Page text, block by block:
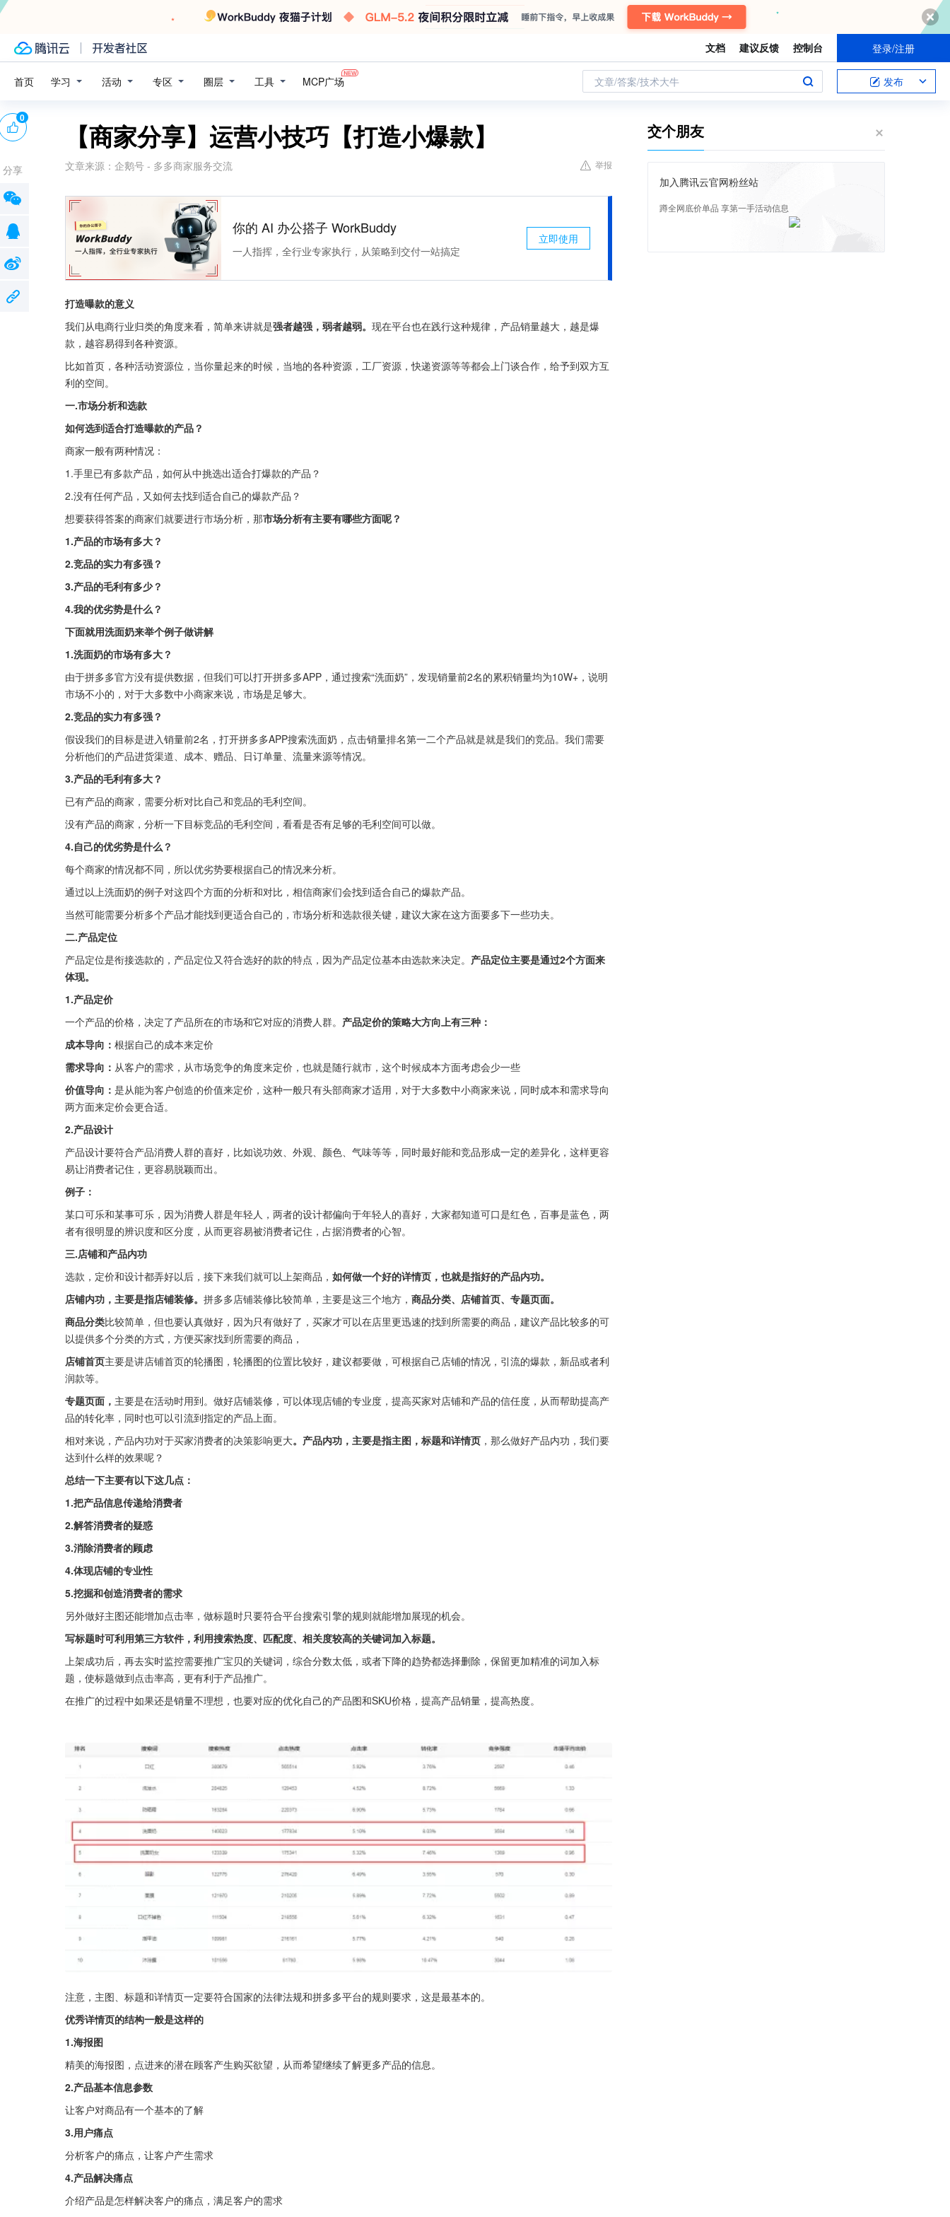
文档 建议反馈 控制台 登录/注册
首页 学习 活动 专区 圈层 工具 MCP广场 文章/答案/技术大牛 发布
【商家分享】运营小技巧【打造小爆款】
文章来源： 企鹅号 - 多多商家服务交流 举报
广告
你的 AI 办公搭子 WorkBuddy
一人指挥，全行业专家执行，从策略到交付一站搞定
立即使用
打造曝款的意义
我们从电商行业归类的角度来看，简单来讲就是强者越强，弱者越弱。 现在平台也在践行这种规律，产品销量越大，越是爆
款，越容易得到各种资源。
比如首页，各种活动资源位，当你量起来的时候，当地的各种资源，工厂资源，快递资源等等都会上门谈合作，给予到双方互
利的空间。
一.市场分析和选款
如何选到适合打造曝款的产品？
商家一般有两种情况：
1.手里已有多款产品，如何从中挑选出适合打爆款的产品？
2.没有任何产品，又如何去找到适合自己的爆款产品？
想要获得答案的商家们就要进行市场分析，那市场分析有主要有哪些方面呢？
1.产品的市场有多大？
2.竞品的实力有多强？
3.产品的毛利有多少？
4.我的优劣势是什么？
下面就用洗面奶来举个例子做讲解
1.洗面奶的市场有多大？
由于拼多多官方没有提供数据，但我们可以打开拼多多APP，通过搜索“洗面奶”，发现销量前2名的累积销量均为10W+，说明
市场不小的，对于大多数中小商家来说，市场是足够大。
2.竞品的实力有多强？
假设我们的目标是进入销量前2名，打开拼多多APP搜索洗面奶，点击销量排名第一二个产品就是就是我们的竞品。我们需要
分析他们的产品进货渠道、成本、赠品、日订单量、流量来源等情况。
3.产品的毛利有多大？
已有产品的商家，需要分析对比自己和竞品的毛利空间。
没有产品的商家，分析一下目标竞品的毛利空间，看看是否有足够的毛利空间可以做。
4.自己的优劣势是什么？
每个商家的情况都不同，所以优劣势要根据自己的情况来分析。
通过以上洗面奶的例子对这四个方面的分析和对比，相信商家们会找到适合自己的爆款产品。
当然可能需要分析多个产品才能找到更适合自己的，市场分析和选款很关键，建议大家在这方面要多下一些功夫。
二.产品定位
产品定位是衔接选款的，产品定位又符合选好的款的特点，因为产品定位基本由选款来决定。 产品定位主要是通过2个方面来
体现。
1.产品定价
一个产品的价格，决定了产品所在的市场和它对应的消费人群。 产品定价的策略大方向上有三种：
成本导向： 根据自己的成本来定价
需求导向： 从客户的需求，从市场竞争的角度来定价，也就是随行就市，这个时候成本方面考虑会少一些
价值导向： 是从能为客户创造的价值来定价，这种一般只有头部商家才适用，对于大多数中小商家来说，同时成本和需求导向
两方面来定价会更合适。
2.产品设计
产品设计要符合产品消费人群的喜好，比如说功效、外观、颜色、气味等等，同时最好能和竞品形成一定的差异化，这样更容
易让消费者记住，更容易脱颖而出。
例子：
某口可乐和某事可乐，因为消费人群是年轻人，两者的设计都偏向于年轻人的喜好，大家都知道可口是红色，百事是蓝色，两
者有很明显的辨识度和区分度，从而更容易被消费者记住，占据消费者的心智。
三.店铺和产品内功
选款，定价和设计都弄好以后，接下来我们就可以上架商品， 如何做一个好的详情页，也就是指好的产品内功。
店铺内功，主要是指店铺装修。 拼多多店铺装修比较简单，主要是这三个地方， 商品分类、店铺首页、专题页面。
商品分类比较简单，但也要认真做好，因为只有做好了，买家才可以在店里更迅速的找到所需要的商品，建议产品比较多的可
以提供多个分类的方式，方便买家找到所需要的商品，
店铺首页主要是讲店铺首页的轮播图，轮播图的位置比较好，建议都要做，可根据自己店铺的情况，引流的爆款，新品或者利
润款等。
专题页面， 主要是在活动时用到。做好店铺装修，可以体现店铺的专业度，提高买家对店铺和产品的信任度，从而帮助提高产
品的转化率，同时也可以引流到指定的产品上面。
相对来说，产品内功对于买家消费者的决策影响更大。产品内功，主要是指主图，标题和详情页 ，那么做好产品内功，我们要
达到什么样的效果呢？
总结一下主要有以下这几点：
1.把产品信息传递给消费者
2.解答消费者的疑惑
3.消除消费者的顾虑
4.体现店铺的专业性
5.挖掘和创造消费者的需求
另外做好主图还能增加点击率，做标题时只要符合平台搜索引擎的规则就能增加展现的机会。
写标题时可利用第三方软件，利用搜索热度、匹配度、相关度较高的关键词加入标题。
上架成功后，再去实时监控需要推广宝贝的关键词，综合分数太低，或者下降的趋势都选择删除，保留更加精准的词加入标
题，使标题做到点击率高，更有利于产品推广。
在推广的过程中如果还是销量不理想，也要对应的优化自己的产品图和SKU价格，提高产品销量，提高热度。
注意，主图、标题和详情页一定要符合国家的法律法规和拼多多平台的规则要求，这是最基本的。
优秀详情页的结构一般是这样的
1.海报图
精美的海报图，点进来的潜在顾客产生购买欲望，从而希望继续了解更多产品的信息。
2.产品基本信息参数
让客户对商品有一个基本的了解
3.用户痛点
分析客户的痛点，让客户产生需求
4.产品解决痛点
介绍产品是怎样解决客户的痛点，满足客户的需求
0
分享
交个朋友
加入腾讯云官网粉丝站
蹲全网底价单品 享第一手活动信息